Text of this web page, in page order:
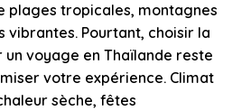
plages tropicales, montagnes
vibrantes. Pourtant, choisir la
voyage en Thaïlande reste
votre expérience. Climat
sèche, fêtes